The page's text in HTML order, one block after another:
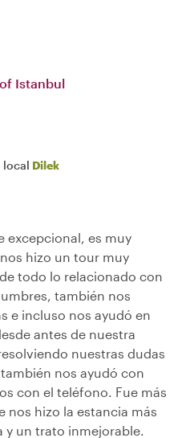
Istanbul
local Dilek
excepcional, es muy
hizo un tour muy
todo lo relacionado con
también nos
e incluso nos ayudó en
antes de nuestra
nuestras dudas
nos ayudó con
con el teléfono. Fue más
nos hizo la estancia más
y un trato inmejorable.